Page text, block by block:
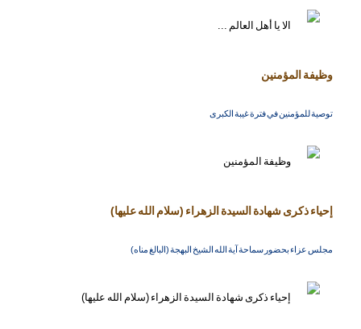
وظيفة المؤمنين
توصية للمؤمنين في فترة غيبة الكبرى
إحياء ذكرى شهادة السيدة الزهراء (سلام الله عليها)
مجلس عزاء بحضور سماحة آية الله الشيخ البهجة (البالغ مناه)